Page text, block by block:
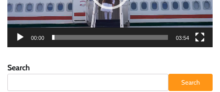
00:00 03:54
Search
Search